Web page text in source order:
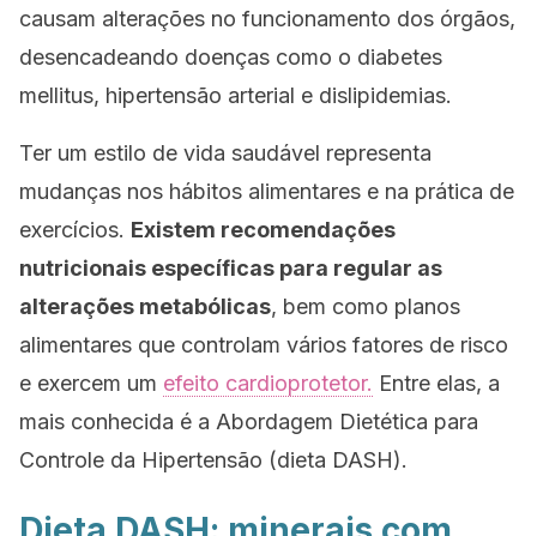
causam alterações no funcionamento dos órgãos,
desencadeando doenças como o diabetes
mellitus, hipertensão arterial e dislipidemias.
Ter um estilo de vida saudável representa
mudanças nos hábitos alimentares e na prática de
exercícios. Existem recomendações
nutricionais específicas para regular as
alterações metabólicas, bem como planos
alimentares que controlam vários fatores de risco
e exercem um efeito cardioprotetor. Entre elas, a
mais conhecida é a Abordagem Dietética para
Controle da Hipertensão (dieta DASH).